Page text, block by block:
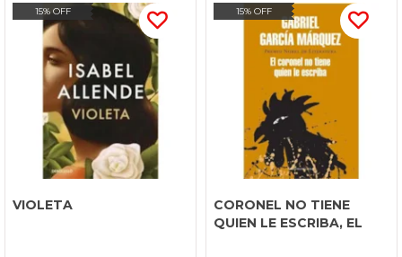
15% OFF
VIOLETA
15% OFF
CORONEL NO TIENE
QUIEN LE ESCRIBA, EL